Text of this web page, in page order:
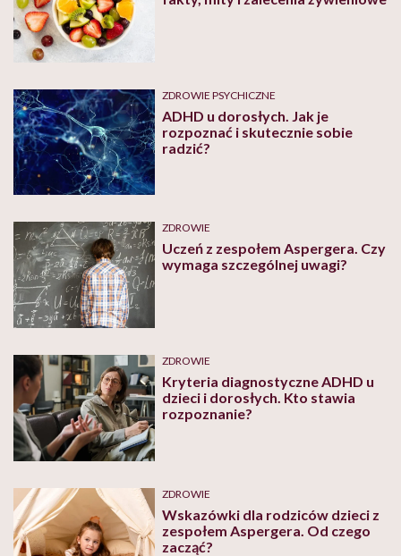
ZDROWIE PSYCHICZNE
ADHD u dorosłych. Jak je
rozpoznać i skutecznie sobie
radzić?
ZDROWIE
Uczeń z zespołem Aspergera. Czy
wymaga szczególnej uwagi?
ZDROWIE
Kryteria diagnostyczne ADHD u
dzieci i dorosłych. Kto stawia
rozpoznanie?
ZDROWIE
Wskazówki dla rodziców dzieci z
zespołem Aspergera. Od czego
zacząć?